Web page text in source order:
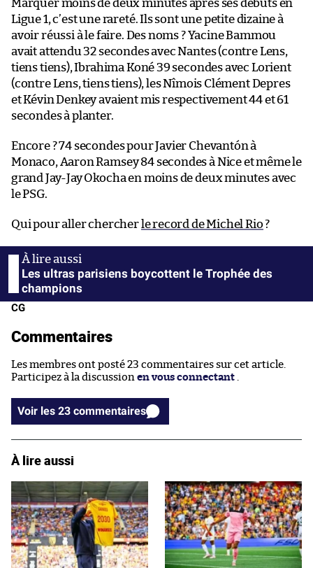
Marquer moins de deux minutes après ses débuts en
Ligue 1, c’est une rareté. Ils sont une petite dizaine à
avoir réussi à le faire. Des noms ? Yacine Bammou
avait attendu 32 secondes avec Nantes (contre Lens,
tiens tiens), Ibrahima Koné 39 secondes avec Lorient
(contre Lens, tiens tiens), les Nîmois Clément Depres
et Kévin Denkey avaient mis respectivement 44 et 61
secondes à planter.
Encore ? 74 secondes pour Javier Chevantón à
Monaco, Aaron Ramsey 84 secondes à Nice et même le
grand Jay-Jay Okocha en moins de deux minutes avec
le PSG.
Qui pour aller chercher le record de Michel Rio?
Les ultras parisiens boycottent le Trophée des
champions
CG
Commentaires
Les membres ont posté 23 commentaires sur cet article.
Participez à la discussion en vous connectant
Voir les 23 commentaires
À lire aussi